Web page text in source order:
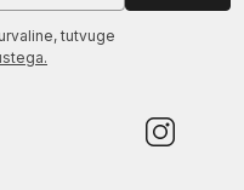
tutvuge